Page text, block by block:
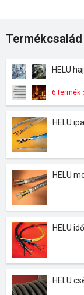
HELU
6 termék
HELU
HELU
HELU
HELU